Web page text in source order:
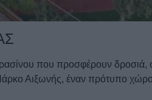
που προσφέρουν δροσιά,
Αιξωνής, έναν πρότυπο